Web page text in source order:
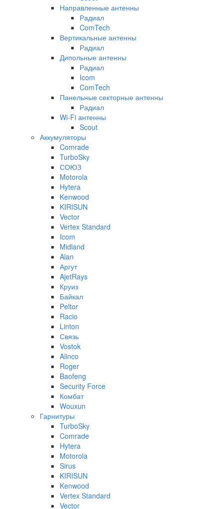
Направленные антенны
Радиал
ComTech
Вертикальные антенны
Радиал
Дипольные антенны
Радиал
Icom
ComTech
Панельные секторные антенны
Радиал
Wi-Fi антенны
Scout
Аккумуляторы
Comrade
TurboSky
СОЮЗ
Motorola
Hytera
Kenwood
KIRISUN
Vector
Vertex Standard
Icom
Midland
Alan
Аргут
AjetRays
Круиз
Байкал
Peltor
Racio
Linton
Связь
Vostok
Alinco
Roger
Baofeng
Security Force
Комбат
Wouxun
Гарнитуры
TurboSky
Comrade
Hytera
Motorola
Sirus
KIRISUN
Kenwood
Vertex Standard
Vector